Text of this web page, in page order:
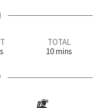
TOTAL
10m
u
mins